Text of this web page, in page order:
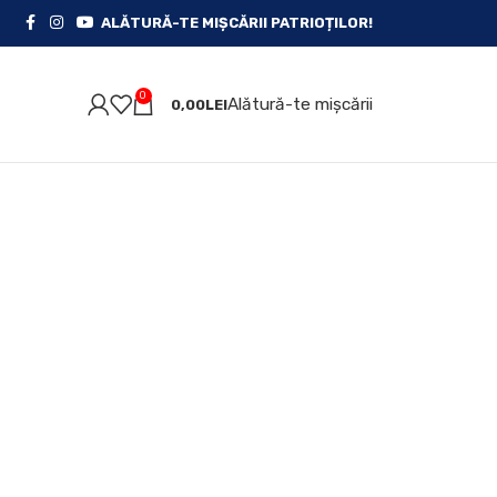
ALĂTURĂ-TE MIȘCĂRII PATRIOȚILOR!
0
0,00LEIAlătură-te mișcării